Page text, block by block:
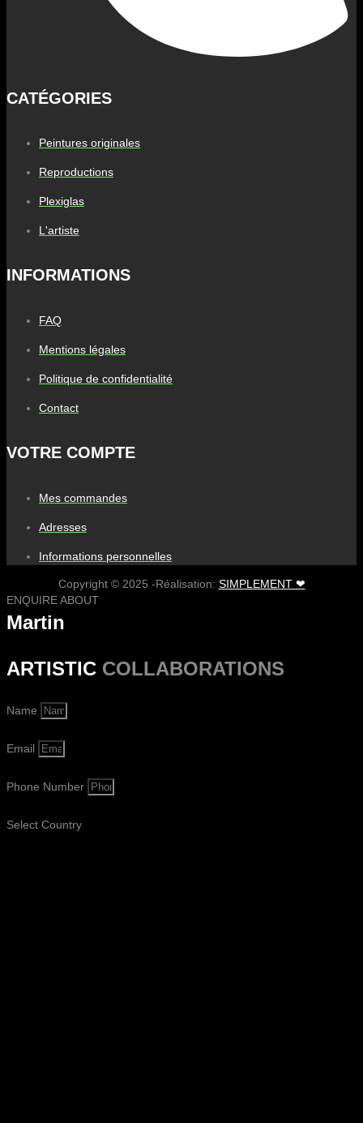
CATÉGORIES
Peintures originales
Reproductions
Plexiglas
L'artiste
INFORMATIONS
FAQ
Mentions légales
Politique de confidentialité
Contact
VOTRE COMPTE
Mes commandes
Adresses
Informations personnelles
Copyright © 2025 -Réalisation: SIMPLEMENT ❤
ENQUIRE ABOUT
Martin
ARTISTIC COLLABORATIONS
Name
Email
Phone Number
Select Country